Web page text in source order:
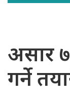
असार
गर्ने